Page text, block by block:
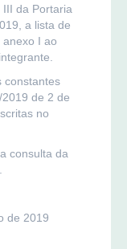
da Portaria
a lista de
I ao
constantes
de 2 de
no
consulta da
de 2019